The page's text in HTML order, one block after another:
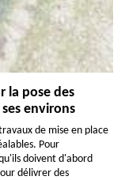
la pose des
environs
de mise en place
Pour
doivent d'abord
délivrer des